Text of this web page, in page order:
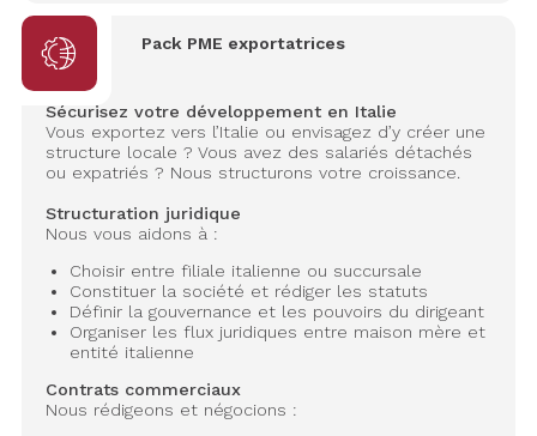
Pack PME exportatrices
Sécurisez votre développement en Italie
Vous exportez vers l’Italie ou envisagez d’y créer une
structure locale ? Vous avez des salariés détachés
ou expatriés ? Nous structurons votre croissance.
Structuration juridique
Nous vous aidons à :
Choisir entre filiale italienne ou succursale
Constituer la société et rédiger les statuts
Définir la gouvernance et les pouvoirs du dirigeant
Organiser les flux juridiques entre maison mère et
entité italienne
Contrats commerciaux
Nous rédigeons et négocions :